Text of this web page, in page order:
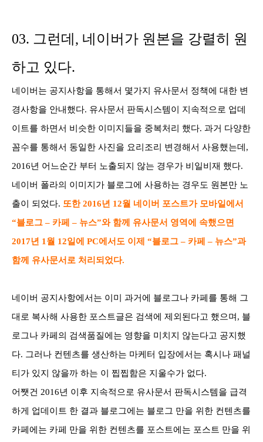
03. 그런데, 네이버가 원본을 강렬히 원
하고 있다.
네이버는 공지사항을 통해서 몇가지 유사문서 정책에 대한 변
경사항을 안내했다. 유사문서 판독시스템이 지속적으로 업데
이트를 하면서 비슷한 이미지들을 중복처리 했다. 과거 다양한
꼼수를 통해서 동일한 사진을 요리조리 변경해서 사용했는데,
2016년 어느순간 부터 노출되지 않는 경우가 비일비재 했다.
네이버 폴라의 이미지가 블로그에 사용하는 경우도 원본만 노
출이 되었다. 또한 2016년 12월 네이버 포스트가 모바일에서
“블로그 – 카페 – 뉴스”와 함께 유사문서 영역에 속했으면
2017년 1월 12일에 PC에서도 이제 “블로그 – 카페 – 뉴스”과
함께 유사문서로 처리되었다.
네이버 공지사항에서는 이미 과거에 블로그나 카페를 통해 그
대로 복사해 사용한 포스트글은 검색에 제외된다고 했으며, 블
로그나 카페의 검색품질에는 영향을 미치지 않는다고 공지했
다. 그러나 컨텐츠를 생산하는 마케터 입장에서는 혹시나 패널
티가 있지 않을까 하는 이 찝찝함은 지울수가 없다.
어쨋건 2016년 이후 지속적으로 유사문서 판독시스템을 급격
하게 업데이트 한 결과 블로그에는 블로그 만을 위한 컨텐츠를
카페에는 카페 만을 위한 컨텐츠를 포스트에는 포스트 만을 위